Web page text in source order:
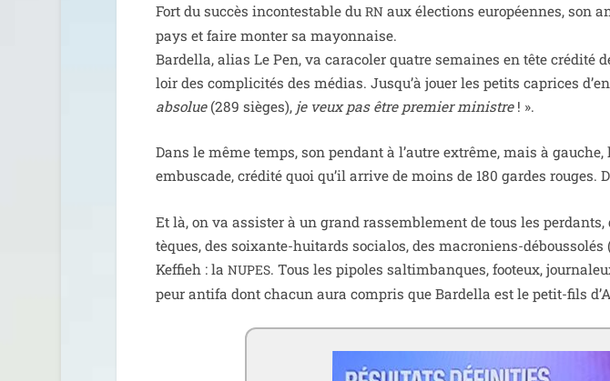
Fort du suc­cès incon­tes­table duRN aux élec­tions euro­péennes, son
pays et faire mon­ter sa mayon­naise.
Bardella, alias Le Pen, va cara­co­ler quatre semaines en tête cré­di­té
loir des com­pli­ci­tés des médias. Jusqu’à jouer les petits caprices
abso­lue(289 sièges), je veux pas être pre­mier ministre! ».
Dans le même temps, son pen­dant à l’autre extrême, mais à
embus­cade, cré­di­té quoi qu’il arrive de moins de 180 gardes rouges.
Et là, on va assis­ter à un grand ras­sem­ble­ment de tous les
tèques, des soixante-hui­tards socia­los, des macro­niens-
Keffieh : laNUPES. Tous les pipoles sal­tim­banques, foo­teux,
peur anti­fa dont cha­cun aura com­pris que Bardella est le petit-fils